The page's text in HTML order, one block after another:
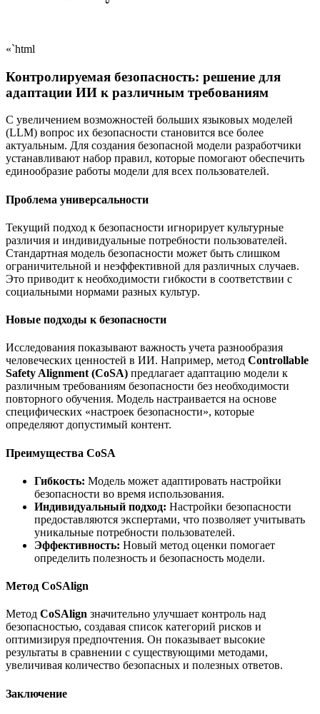
«`html
Контролируемая безопасность: решение для
адаптации ИИ к различным требованиям
С увеличением возможностей больших языковых моделей
(LLM) вопрос их безопасности становится все более
актуальным. Для создания безопасной модели разработчики
устанавливают набор правил, которые помогают обеспечить
единообразие работы модели для всех пользователей.
Проблема универсальности
Текущий подход к безопасности игнорирует культурные
различия и индивидуальные потребности пользователей.
Стандартная модель безопасности может быть слишком
ограничительной и неэффективной для различных случаев.
Это приводит к необходимости гибкости в соответствии с
социальными нормами разных культур.
Новые подходы к безопасности
Исследования показывают важность учета разнообразия
человеческих ценностей в ИИ. Например, метод Controllable
Safety Alignment (CoSA) предлагает адаптацию модели к
различным требованиям безопасности без необходимости
повторного обучения. Модель настраивается на основе
специфических «настроек безопасности», которые
определяют допустимый контент.
Преимущества CoSA
Гибкость: Модель может адаптировать настройки
безопасности во время использования.
Индивидуальный подход: Настройки безопасности
предоставляются экспертами, что позволяет учитывать
уникальные потребности пользователей.
Эффективность: Новый метод оценки помогает
определить полезность и безопасность модели.
Метод CoSAlign
Метод CoSAlign значительно улучшает контроль над
безопасностью, создавая список категорий рисков и
оптимизируя предпочтения. Он показывает высокие
результаты в сравнении с существующими методами,
увеличивая количество безопасных и полезных ответов.
Заключение